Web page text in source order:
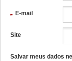
E-mail
*
Site
Salvar meus dados